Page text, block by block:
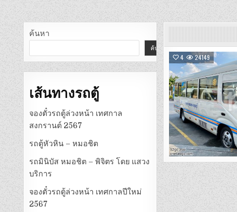
4 24149
ค้นหา
ค้นหา
เส้นทางรถตู้
จองตั๋วรถตู้ล่วงหน้า เทศกาล
สงกรานต์ 2567
รถตู้หัวหิน – หมอชิต
รถมินิบัส หมอชิต – พิจิตร โดย แสวง
บริการ
จองตั๋วรถตู้ล่วงหน้า เทศกาลปีใหม่
2567